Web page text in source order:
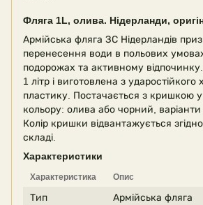
Фляга 1L, олива. Нідерланди,
Армійська фляга ЗС Нідерландів
перенесення води в польових
подорожах та активному
1 літр і виготовлена з ударостійкого
пластику. Постачається з кришкою у
кольору: олива або чорний, варіанти
Колір кришки відвантажується
складі.
Характеристики
Характеристика Опис
Тип
Армійська фляга